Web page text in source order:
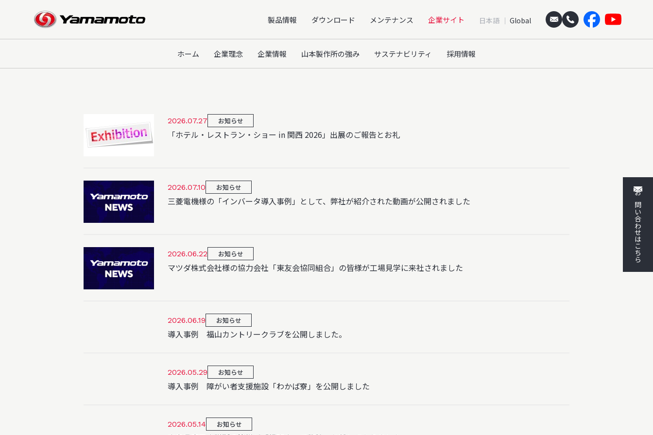
ホーム 企業理念 企業情報 山本製作所の強み サステナビリティ 採用情報
製品情報 ダウンロード メンテナンス 企業サイト 日本語 Global
お問い合わせはこちら
2026.07.27 お知らせ
「ホテル・レストラン・ショー in 関西 2026」出展のご報告とお礼
2026.07.10 お知らせ
三菱電機様の「インバータ導入事例」として、弊社が紹介された動画が公開されました
2026.06.22 お知らせ
マツダ株式会社様の協力会社「東友会協同組合」の皆様が工場見学に来社されました
2026.06.19 お知らせ
導入事例 福山カントリークラブを公開しました。
2026.05.29 お知らせ
導入事例 障がい者支援施設「わかば寮」を公開しました
2026.05.14 お知らせ